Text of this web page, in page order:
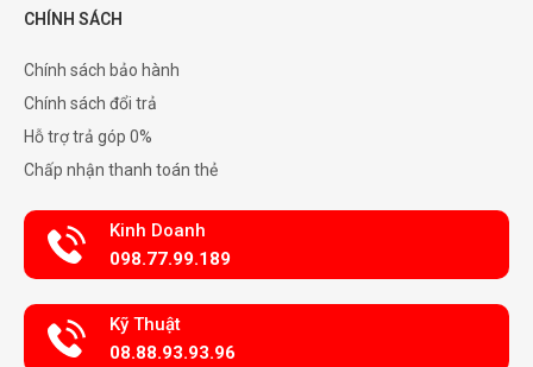
CHÍNH SÁCH
Chính sách bảo hành
Chính sách đổi trả
Hỗ trợ trả góp 0%
Chấp nhận thanh toán thẻ
Kinh Doanh
098.77.99.189
Kỹ Thuật
08.88.93.93.96